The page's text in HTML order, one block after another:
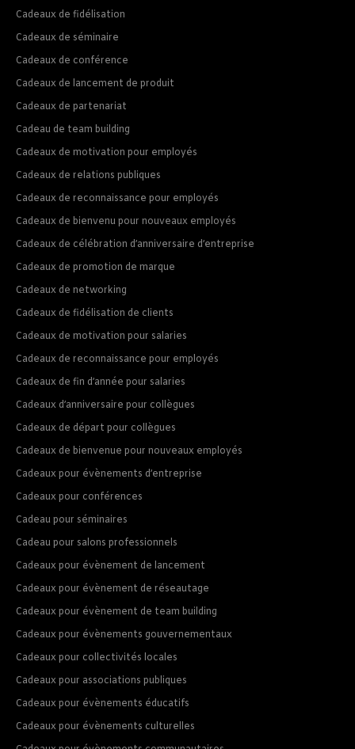
Cadeaux de fidélisation
Cadeaux de séminaire
Cadeaux de conférence
Cadeaux de lancement de produit
Cadeaux de partenariat
Cadeau de team building
Cadeaux de motivation pour employés
Cadeaux de relations publiques
Cadeaux de reconnaissance pour employés
Cadeaux de bienvenu pour nouveaux employés
Cadeaux de célébration d’anniversaire d’entreprise
Cadeaux de promotion de marque
Cadeaux de networking
Cadeaux de fidélisation de clients
Cadeaux de motivation pour salaries
Cadeaux de reconnaissance pour employés
Cadeaux de fin d’année pour salaries
Cadeaux d’anniversaire pour collègues
Cadeaux de départ pour collègues
Cadeaux de bienvenue pour nouveaux employés
Cadeaux pour évènements d’entreprise
Cadeaux pour conférences
Cadeau pour séminaires
Cadeau pour salons professionnels
Cadeaux pour évènement de lancement
Cadeaux pour évènement de réseautage
Cadeaux pour évènement de team building
Cadeaux pour évènements gouvernementaux
Cadeaux pour collectivités locales
Cadeaux pour associations publiques
Cadeaux pour évènements éducatifs
Cadeaux pour évènements culturelles